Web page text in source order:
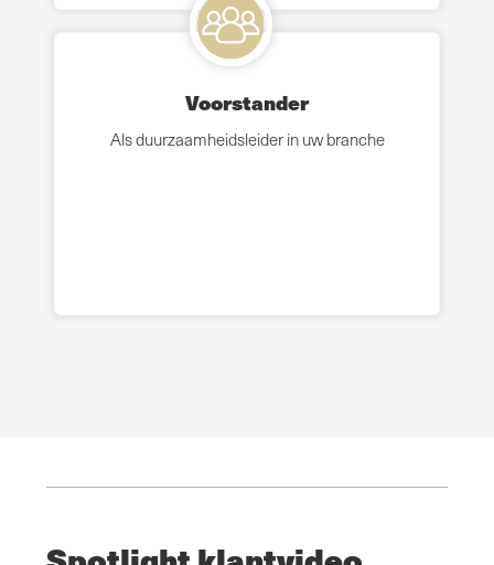
Voorstander
Als duurzaamheidsleider in uw branche